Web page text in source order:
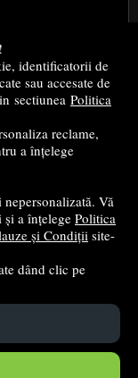
identificatorii de
sau accesate de
sectiunea Politica
reclame,
a înțelege
Vă
și a înțelege Politica
și Condiții site-
dând clic pe
Soft